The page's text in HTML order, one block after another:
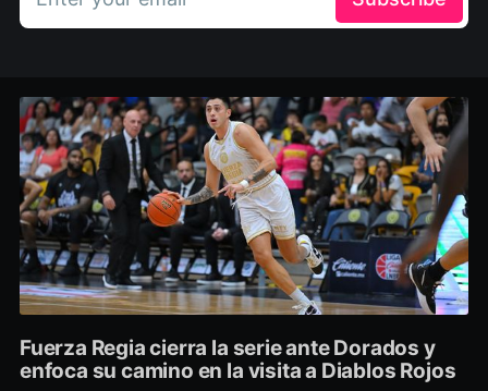
Fuerza Regia cierra la serie ante Dorados y
enfoca su camino en la visita a Diablos Rojos